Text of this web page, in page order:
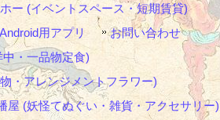
ー (イベントスペース・短期賃貸)
用アプリ
お問い合わせ
・一品物定食)
・アレンジメントフラワー)
屋 (妖怪てぬぐい・雑貨・アクセサリー)